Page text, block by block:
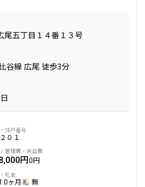
尾五丁目１４番１３号
谷線 広尾 徒歩3分
２０１
円0円
ヶ月 無